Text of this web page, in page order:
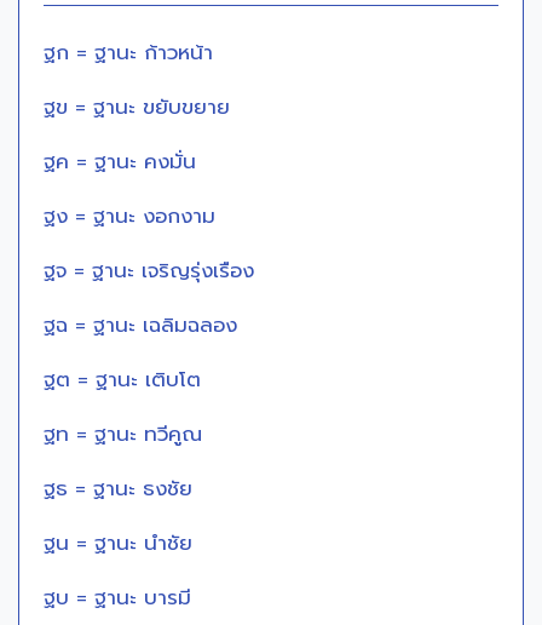
ฐก = ฐานะ ก้าวหน้า
ฐข = ฐานะ ขยับขยาย
ฐค = ฐานะ คงมั่น
ฐง = ฐานะ งอกงาม
ฐจ = ฐานะ เจริญรุ่งเรือง
ฐฉ = ฐานะ เฉลิมฉลอง
ฐต = ฐานะ เติบโต
ฐท = ฐานะ ทวีคูณ
ฐธ = ฐานะ ธงชัย
ฐน = ฐานะ นำชัย
ฐบ = ฐานะ บารมี